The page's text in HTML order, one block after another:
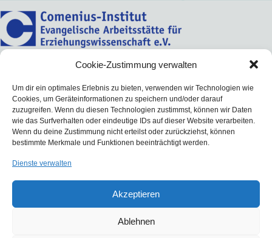
Cookie-Zustimmung verwalten
Um dir ein optimales Erlebnis zu bieten, verwenden wir Technologien wie
Cookies, um Geräteinformationen zu speichern und/oder darauf
zuzugreifen. Wenn du diesen Technologien zustimmst, können wir Daten
wie das Surfverhalten oder eindeutige IDs auf dieser Website verarbeiten.
Wenn du deine Zustimmung nicht erteilst oder zurückziehst, können
bestimmte Merkmale und Funktionen beeinträchtigt werden.
Dienste verwalten
Akzeptieren
Ablehnen